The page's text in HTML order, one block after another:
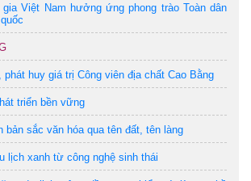
Việt Nam hưởng ứng phong trào Toàn dân
huy giá trị Công viên địa chất Cao Bằng
triển bền vững
bản sắc văn hóa qua tên đất, tên làng
lịch xanh từ công nghệ sinh thái